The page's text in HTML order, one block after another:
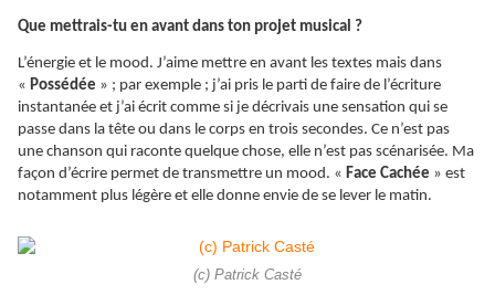
Que mettrais-tu en avant dans ton projet musical ?
L’énergie et le mood. J’aime mettre en avant les textes mais dans
« Possédée » ; par exemple ; j’ai pris le parti de faire de l’écriture
instantanée et j’ai écrit comme si je décrivais une sensation qui se
passe dans la tête ou dans le corps en trois secondes. Ce n’est pas
une chanson qui raconte quelque chose, elle n’est pas scénarisée. Ma
façon d’écrire permet de transmettre un mood. « Face Cachée » est
notamment plus légère et elle donne envie de se lever le matin.
(c) Patrick Casté